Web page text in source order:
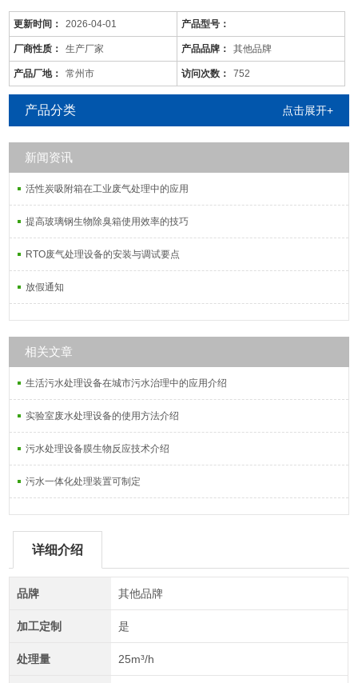
完成一级处理的要求。经过一级处理的污水，BOD一般可去除30%左
右，达不到排放标准。一级处理属于二级处理的预处理。
二级处理，
主要去除污水中呈胶体和溶解状态的有机污染物质(BOD，COD物
质)，去除率可达90%以上，使有机污染物达到排放标准。
三级处理，
进一步处理难降解的有机物、氮和磷
更新时间： 2026-04-01 产品型号：
厂商性质： 生产厂家 产品品牌： 其他品牌
产品厂地： 常州市 访问次数： 752
产品分类 点击展开+
新闻资讯
活性炭吸附箱在工业废气处理中的应用
提高玻璃钢生物除臭箱使用效率的技巧
RTO废气处理设备的安装与调试要点
放假通知
相关文章
生活污水处理设备在城市污水治理中的应用介绍
实验室废水处理设备的使用方法介绍
污水处理设备膜生物反应技术介绍
污水一体化处理装置可制定
详细介绍
品牌 其他品牌
加工定制 是
处理量 25m³/h